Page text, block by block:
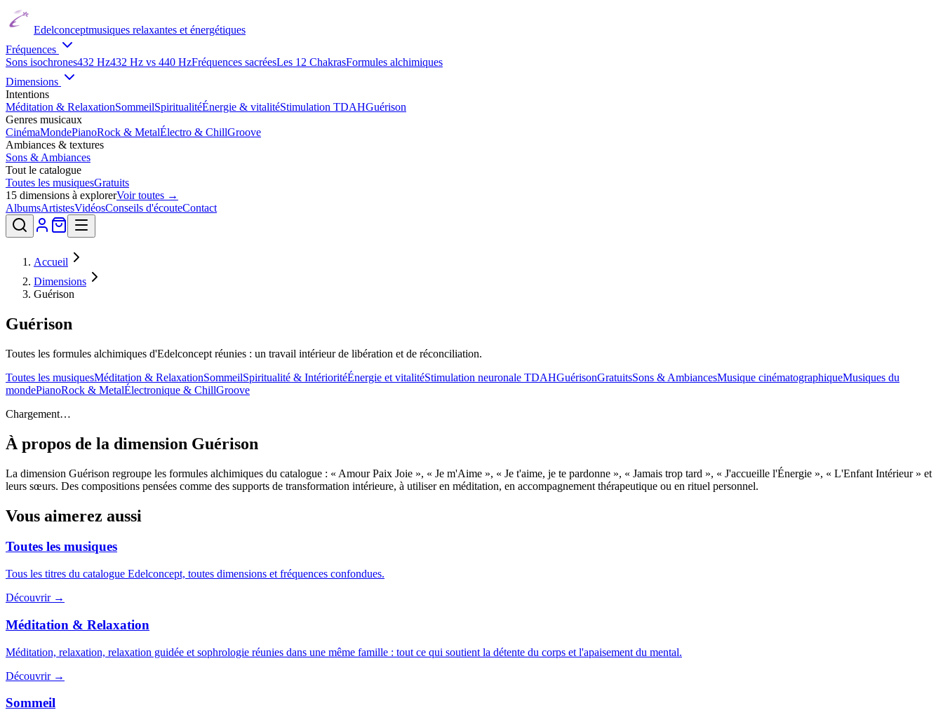
Edelconceptmusiques relaxantes et énergétiques
Fréquences
Sons isochrones432 Hz432 Hz vs 440 HzFréquences sacréesLes 12 ChakrasFormules alchimiques
Dimensions
Intentions
Méditation & RelaxationSommeilSpiritualitéÉnergie & vitalitéStimulation TDAHGuérison
Genres musicaux
CinémaMondePianoRock & MetalÉlectro & ChillGroove
Ambiances & textures
Sons & Ambiances
Tout le catalogue
Toutes les musiquesGratuits
15 dimensions à explorerVoir toutes →
AlbumsArtistesVidéosConseils d'écouteContact
Accueil
Dimensions
Guérison
Guérison
Toutes les formules alchimiques d'Edelconcept réunies : un travail intérieur de libération et de réconciliation.
Toutes les musiquesMéditation & RelaxationSommeilSpiritualité & IntérioritéÉnergie et vitalitéStimulation neuronale TDAHGuérisonGratuitsSons & AmbiancesMusique cinématographiqueMusiques du
mondePianoRock & MetalÉlectronique & ChillGroove
Chargement…
À propos de la dimension Guérison
La dimension Guérison regroupe les formules alchimiques du catalogue : « Amour Paix Joie », « Je m'Aime », « Je t'aime, je te pardonne », « Jamais trop tard », « J'accueille l'Énergie », « L'Enfant Intérieur » et
leurs sœurs. Des compositions pensées comme des supports de transformation intérieure, à utiliser en méditation, en accompagnement thérapeutique ou en rituel personnel.
Vous aimerez aussi
Toutes les musiques
Tous les titres du catalogue Edelconcept, toutes dimensions et fréquences confondues.
Découvrir →
Méditation & Relaxation
Méditation, relaxation, relaxation guidée et sophrologie réunies dans une même famille : tout ce qui soutient la détente du corps et l'apaisement du mental.
Découvrir →
Sommeil